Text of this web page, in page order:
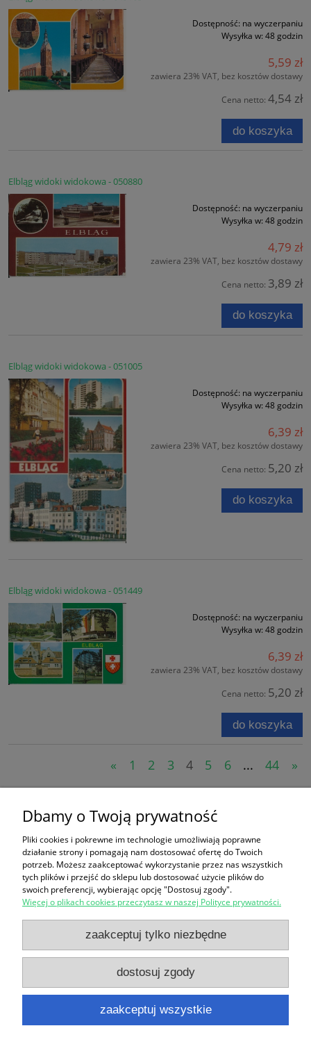
Dostępność: na wyczerpaniu
Wysyłka w: 48 godzin
5,59 zł
zawiera 23% VAT, bez kosztów dostawy
Cena netto: 4,54 zł
do koszyka
Elbląg widoki widokowa - 050880
Dostępność: na wyczerpaniu
Wysyłka w: 48 godzin
4,79 zł
zawiera 23% VAT, bez kosztów dostawy
Cena netto: 3,89 zł
do koszyka
Elbląg widoki widokowa - 051005
Dostępność: na wyczerpaniu
Wysyłka w: 48 godzin
6,39 zł
zawiera 23% VAT, bez kosztów dostawy
Cena netto: 5,20 zł
do koszyka
Elbląg widoki widokowa - 051449
Dostępność: na wyczerpaniu
Wysyłka w: 48 godzin
6,39 zł
zawiera 23% VAT, bez kosztów dostawy
Cena netto: 5,20 zł
do koszyka
« 1 2 3 4 5 6 ... 44 »
Koszyk
produktów: 0
wartość: 0,00 zł
przejdź do koszyka
Zakupy
Pomoc
Moje konto
Informacje
Dbamy o Twoją prywatność
Pliki cookies i pokrewne im technologie umożliwiają poprawne
działanie strony i pomagają nam dostosować ofertę do Twoich
potrzeb. Możesz zaakceptować wykorzystanie przez nas wszystkich
tych plików i przejść do sklepu lub dostosować użycie plików do
swoich preferencji, wybierając opcję "Dostosuj zgody".
Więcej o plikach cookies przeczytasz w naszej Polityce prywatności.
zaakceptuj tylko niezbędne
dostosuj zgody
zaakceptuj wszystkie